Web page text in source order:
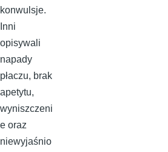
konwulsje.
Inni
opisywali
napady
płaczu, brak
apetytu,
wyniszczeni
e oraz
niewyjaśnio